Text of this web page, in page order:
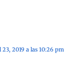
2019 a las 10:26 pm